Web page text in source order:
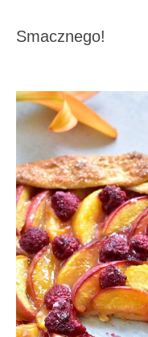
Smacznego!